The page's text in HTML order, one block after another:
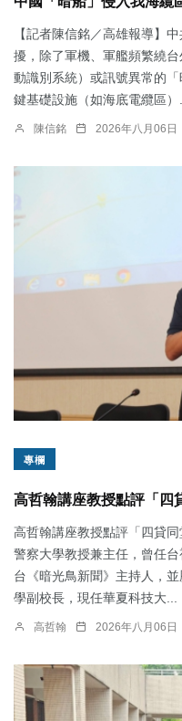
【記者陳信銘／高雄報導】
擾，除了軍機、軍艦頻繁繞
動識別系統）或訊號異常的
鍵基礎設施（如海底電纜區）
陳信銘 2026年八月06日
專欄
高哲翰講座教授點評「四
高哲翰講座教授點評「四貸
警察大學教授兼主任，曾任
台《暗光鳥新聞》主持人，
學副校長，現任華夏科技大...
高哲翰 2026年八月06日